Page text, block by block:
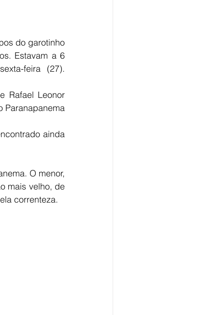
do garotinho
Estavam a 6
feira (27).
Rafael Leonor
Paranapanema
ainda
O menor,
mais velho, de
correnteza.